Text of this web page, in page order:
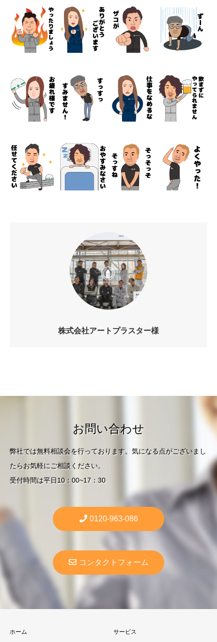
株式会社アートプラスター様
お問い合わせ
弊社では無料相談会を行っております。気になる点がございまし
たらお気軽にご相談ください。
受付時間は平日10：00~17：30
0120-963-086
コンタクトフォーム
ホーム サービス